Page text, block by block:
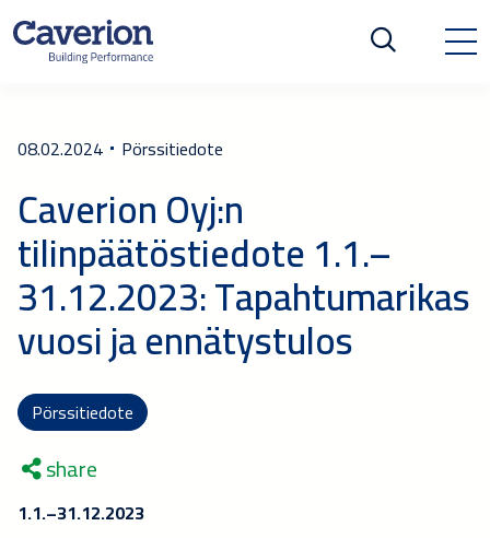
08.02.2024 Pörssitiedote
Caverion Oyj:n
tilinpäätöstiedote 1.1.–
31.12.2023: Tapahtumarikas
vuosi ja ennätystulos
Pörssitiedote
share
1.1.–31.12.2023